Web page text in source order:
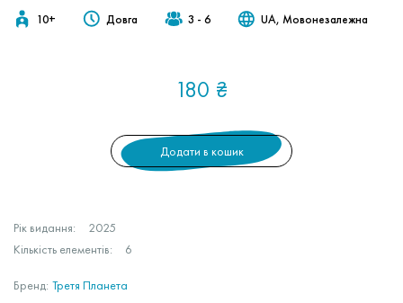
10+ Довга 3 - 6 UA, Мовонезалежна
180 ₴
Додати в кошик
Кількість елементів: 6
Рік видання: 2025
Бренд: Третя Планета